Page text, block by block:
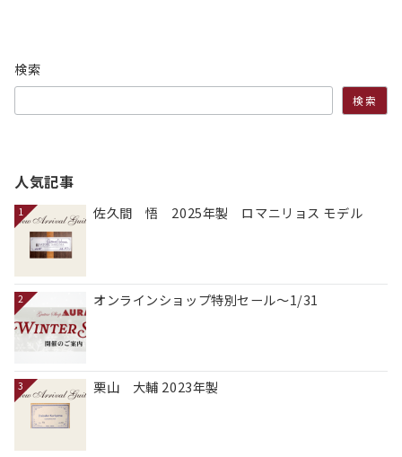
ジ
送
検索
検索
人気記事
1 佐久間 悟 2025年製 ロマニリョス モデル
2 オンラインショップ特別セール～1/31
3 栗山 大輔 2023年製